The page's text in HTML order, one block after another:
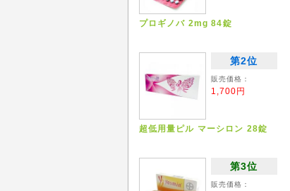
プロギノバ 2mg 84錠
第2位
販売価格：
1,700円
超低用量ピル マーシロン 28錠
第3位
販売価格：